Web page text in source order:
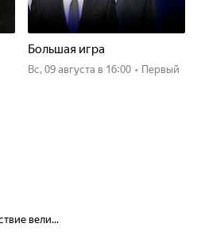
Большая игра
вс, 09 августа в 16:00 • Первый
вели...